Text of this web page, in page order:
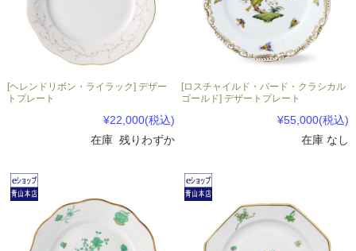
[ヘレンドリボン・ライラック] デザー
トプレート
¥22,000(税込)
在庫 残りわずか
[ロスチャイルド・バード・クラシカル
ゴールド] デザートプレート
¥55,000(税込)
在庫 なし